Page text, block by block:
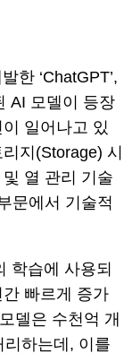
한 ‘ChatGPT’,
AI 모델이 등장
일어나고 있
지(Storage) 시
열 관리 기술
문에서 기술적
학습에 사용되
빠르게 증가
델은 수천억 개
하는데, 이를